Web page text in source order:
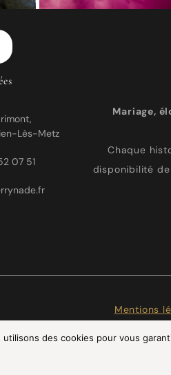
Lès-Metz
07 51
Mariage,
Chaque
disponibilité
Mentions
utilisons des cookies pour vous